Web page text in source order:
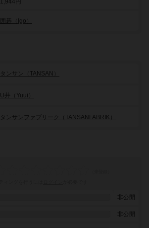
1,944円
囲碁（Igo）
タンサン（TANSAN）
U井（Yuui）
タンサンファブリーク（TANSANFABRIK）
非公開
非公開